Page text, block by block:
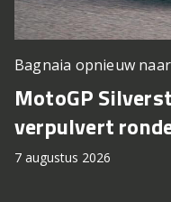
Bagnaia opnieuw naar
MotoGP
verpulvert
7 augustus 2026